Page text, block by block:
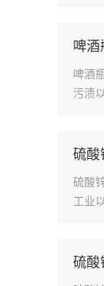
啤酒
啤酒
污渍
硫酸
硫酸
工业
硫酸